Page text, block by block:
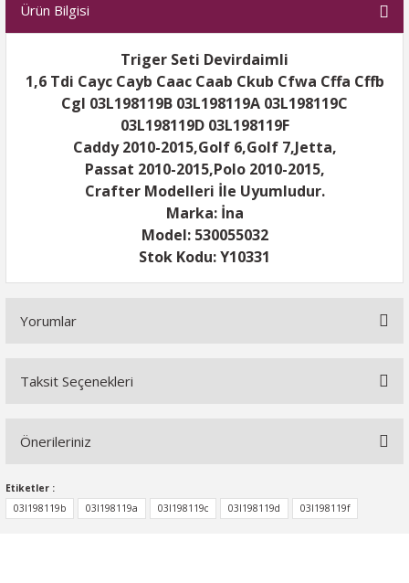
Ürün Bilgisi
Triger Seti Devirdaimli
1,6 Tdi Cayc Cayb Caac Caab Ckub Cfwa Cffa Cffb
Cgl 03L198119B 03L198119A 03L198119C
03L198119D 03L198119F
Caddy 2010-2015,Golf 6,Golf 7,Jetta,
Passat 2010-2015,Polo 2010-2015,
Crafter Modelleri İle Uyumludur.
Marka: İna
Model: 530055032
Stok Kodu: Y10331
Yorumlar
Taksit Seçenekleri
Önerileriniz
Bu ürünün fiyat bilgisi, resim, ürün açıklamalarında ve diğer
konularda yetersiz gördüğünüz noktaları öneri formunu
kullanarak tarafımıza iletebilirsiniz.
Etiketler :
03l198119b
03l198119a 03l198119c 03l198119d 03l198119f